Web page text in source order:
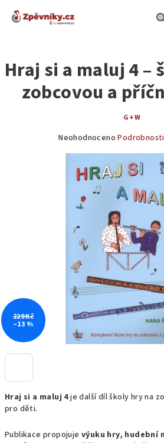
Hraj si a maluj 4je další díl školy hry na
pro děti.
Publikace propojuje výuku hry, hudební
Hraj si a maluj 4 –
zobcovou a
G+W
Průměrné
Neohodnoceno
229 Kč
–13 %